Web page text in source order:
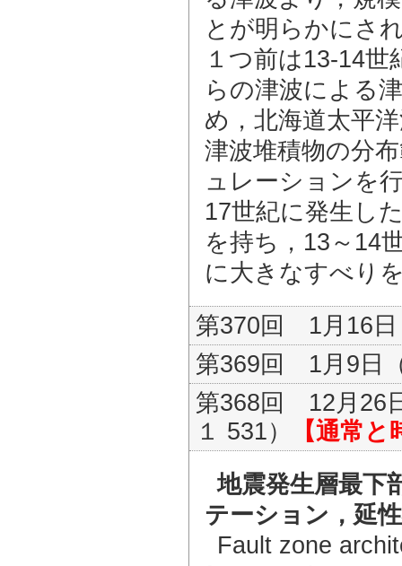
とが明らかにさ
１つ前は13-14
らの津波による
め，北海道太平
津波堆積物の分
ュレーションを
17世紀に発生し
を持ち，13～14
に大きなすべり
第370回 1月16
第369回 1月9日
第368回 12月26
１ 531）
【通常
地震発生層最下
テーション，延
Fault zone